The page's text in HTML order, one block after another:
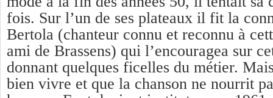
fois. Sur l’un de ses plateaux il fit la
Bertola (chanteur connu et reconnu à
ami de Brassens) qui l’encouragea sur
donnant quelques ficelles du métier.
bien vivre et que la chanson ne nourrit